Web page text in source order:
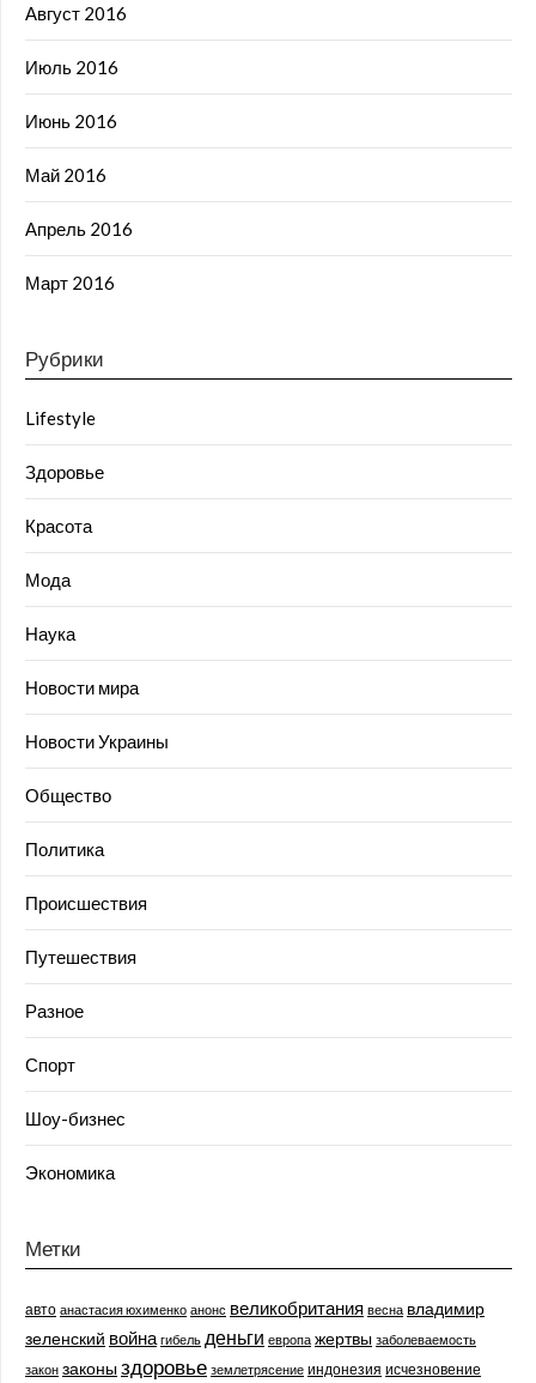
Август 2016
Июль 2016
Июнь 2016
Май 2016
Апрель 2016
Март 2016
Рубрики
Lifestyle
Здоровье
Красота
Мода
Наука
Новости мира
Новости Украины
Общество
Политика
Происшествия
Путешествия
Разное
Спорт
Шоу-бизнес
Экономика
Метки
авто анастасия юхименко анонс великобритания весна владимир
зеленский война гибель деньги европа жертвы заболеваемость
закон законыздоровье землетрясение индонезия исчезновение